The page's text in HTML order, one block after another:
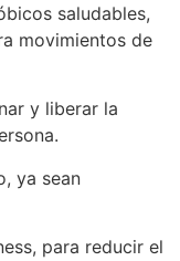
saludables,
movimientos de
y liberar la
ya sean
para reducir el